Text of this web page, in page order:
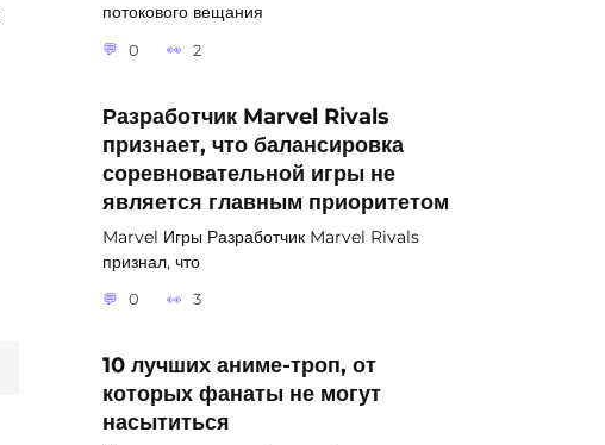
потокового вещания
0 2
Разработчик Marvel Rivals
признает, что балансировка
соревновательной игры не
является главным приоритетом
Marvel Игры Разработчик Marvel Rivals
признал, что
0 3
10 лучших аниме-троп, от
которых фанаты не могут
насытиться